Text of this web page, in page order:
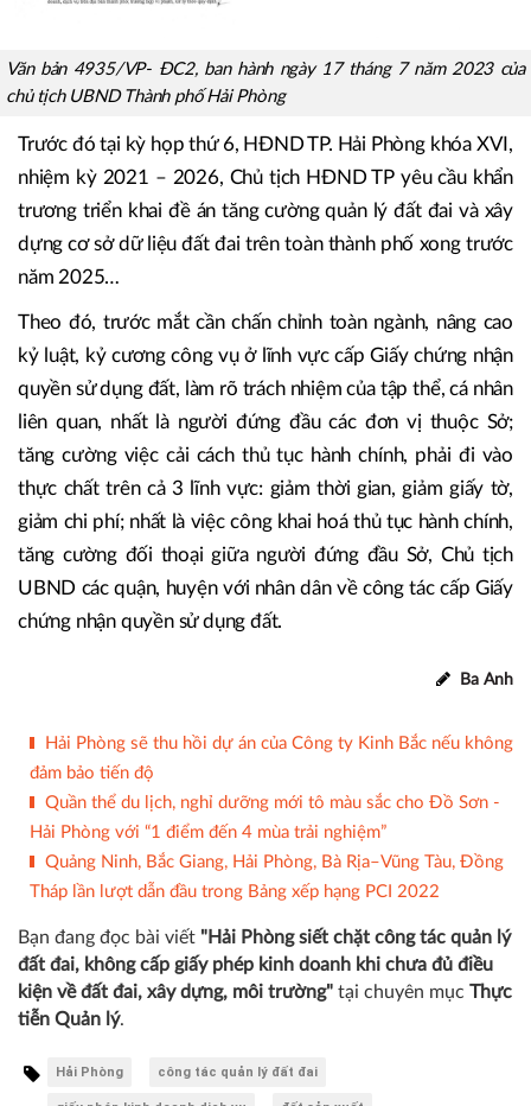
Văn bản 4935/VP- ĐC2, ban hành ngày 17 tháng 7 năm 2023 của
chủ tịch UBND Thành phố Hải Phòng
Trước đó tại kỳ họp thứ 6, HĐND TP. Hải Phòng khóa XVI,
nhiệm kỳ 2021 – 2026, Chủ tịch HĐND TP yêu cầu khẩn
trương triển khai đề án tăng cường quản lý đất đai và xây
dựng cơ sở dữ liệu đất đai trên toàn thành phố xong trước
năm 2025…
Theo đó, trước mắt cần chấn chỉnh toàn ngành, nâng cao
kỷ luật, kỷ cương công vụ ở lĩnh vực cấp Giấy chứng nhận
quyền sử dụng đất, làm rõ trách nhiệm của tập thể, cá nhân
liên quan, nhất là người đứng đầu các đơn vị thuộc Sở;
tăng cường việc cải cách thủ tục hành chính, phải đi vào
thực chất trên cả 3 lĩnh vực: giảm thời gian, giảm giấy tờ,
giảm chi phí; nhất là việc công khai hoá thủ tục hành chính,
tăng cường đối thoại giữa người đứng đầu Sở, Chủ tịch
UBND các quận, huyện với nhân dân về công tác cấp Giấy
chứng nhận quyền sử dụng đất.
Ba Anh
Hải Phòng sẽ thu hồi dự án của Công ty Kinh Bắc nếu không
đảm bảo tiến độ
Quần thể du lịch, nghỉ dưỡng mới tô màu sắc cho Đồ Sơn -
Hải Phòng với “1 điểm đến 4 mùa trải nghiệm”
Quảng Ninh, Bắc Giang, Hải Phòng, Bà Rịa–Vũng Tàu, Đồng
Tháp lần lượt dẫn đầu trong Bảng xếp hạng PCI 2022
Bạn đang đọc bài viết "Hải Phòng siết chặt công tác quản lý
đất đai, không cấp giấy phép kinh doanh khi chưa đủ điều
kiện về đất đai, xây dựng, môi trường" tại chuyên mục Thực
tiễn Quản lý.
Hải Phòng công tác quản lý đất đai